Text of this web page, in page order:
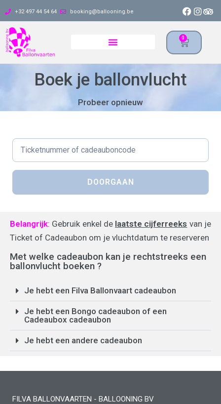
+32 497 44 54 64 booking@ballooning.be
0
Boek je ballonvlucht
Probeer opnieuw
Belangrijk: Gebruik enkel de laatste cijferreeks van je
Ticket of Cadeaubon om je vluchtdatum te reserveren
Met welke cadeaubon kan je rechtstreeks een
ballonvlucht boeken ?
Je hebt een Filva Ballonvaart cadeaubon
Je hebt een Bongo cadeaubon of een
Cadeaubox cadeaubon
Je hebt een andere cadeaubon
FILVA BALLONVAARTEN - BALLOONING BV